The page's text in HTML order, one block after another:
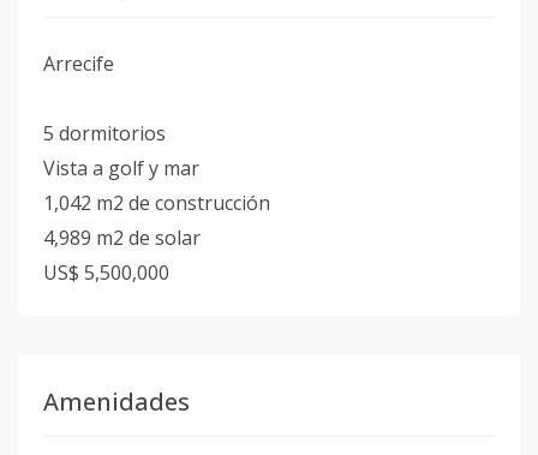
Arrecife
5 dormitorios
Vista a golf y mar
1,042 m2 de construcción
4,989 m2 de solar
US$ 5,500,000
Amenidades